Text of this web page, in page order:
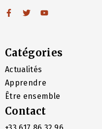
Catégories
Actualités
Apprendre
Être ensemble
Contact